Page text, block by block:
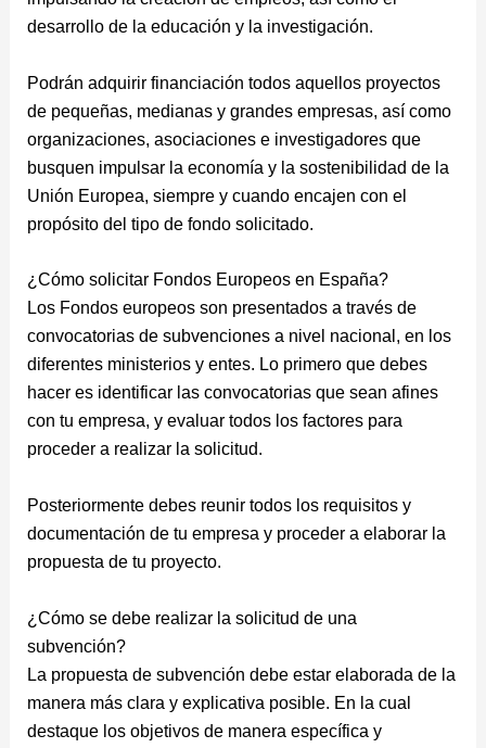
desarrollo de la educación y la investigación.
Podrán adquirir financiación todos aquellos proyectos
de pequeñas, medianas y grandes empresas, así como
organizaciones, asociaciones e investigadores que
busquen impulsar la economía y la sostenibilidad de la
Unión Europea, siempre y cuando encajen con el
propósito del tipo de fondo solicitado.
¿Cómo solicitar Fondos Europeos en España?
Los Fondos europeos son presentados a través de
convocatorias de subvenciones a nivel nacional, en los
diferentes ministerios y entes. Lo primero que debes
hacer es identificar las convocatorias que sean afines
con tu empresa, y evaluar todos los factores para
proceder a realizar la solicitud.
Posteriormente debes reunir todos los requisitos y
documentación de tu empresa y proceder a elaborar la
propuesta de tu proyecto.
¿Cómo se debe realizar la solicitud de una
subvención?
La propuesta de subvención debe estar elaborada de la
manera más clara y explicativa posible. En la cual
destaque los objetivos de manera específica y